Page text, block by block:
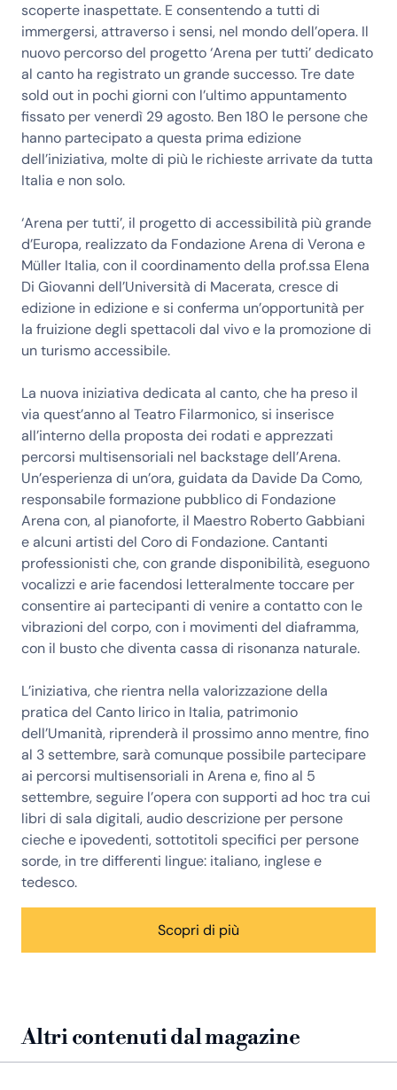
scoperte inaspettate. E consentendo a tutti di
immergersi, attraverso i sensi, nel mondo dell’opera. Il
nuovo percorso del progetto ‘Arena per tutti’ dedicato
al canto ha registrato un grande successo. Tre date
sold out in pochi giorni con l’ultimo appuntamento
fissato per venerdì 29 agosto. Ben 180 le persone che
hanno partecipato a questa prima edizione
dell’iniziativa, molte di più le richieste arrivate da tutta
Italia e non solo.
‘Arena per tutti’, il progetto di accessibilità più grande
d’Europa, realizzato da Fondazione Arena di Verona e
Müller Italia, con il coordinamento della prof.ssa Elena
Di Giovanni dell’Università di Macerata, cresce di
edizione in edizione e si conferma un’opportunità per
la fruizione degli spettacoli dal vivo e la promozione di
un turismo accessibile.
La nuova iniziativa dedicata al canto, che ha preso il
via quest’anno al Teatro Filarmonico, si inserisce
all’interno della proposta dei rodati e apprezzati
percorsi multisensoriali nel backstage dell’Arena.
Un’esperienza di un’ora, guidata da Davide Da Como,
responsabile formazione pubblico di Fondazione
Arena con, al pianoforte, il Maestro Roberto Gabbiani
e alcuni artisti del Coro di Fondazione. Cantanti
professionisti che, con grande disponibilità, eseguono
vocalizzi e arie facendosi letteralmente toccare per
consentire ai partecipanti di venire a contatto con le
vibrazioni del corpo, con i movimenti del diaframma,
con il busto che diventa cassa di risonanza naturale.
L’iniziativa, che rientra nella valorizzazione della
pratica del Canto lirico in Italia, patrimonio
dell’Umanità, riprenderà il prossimo anno mentre, fino
al 3 settembre, sarà comunque possibile partecipare
ai percorsi multisensoriali in Arena e, fino al 5
settembre, seguire l’opera con supporti ad hoc tra cui
libri di sala digitali, audio descrizione per persone
cieche e ipovedenti, sottotitoli specifici per persone
sorde, in tre differenti lingue: italiano, inglese e
tedesco.
Scopri di più
Altri contenuti dal magazine